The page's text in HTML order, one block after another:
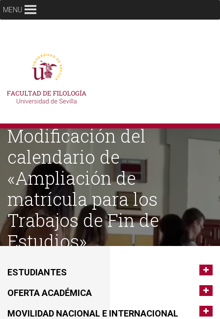
MENU
Modificación del
calendario de
«Ampliación de
matrícula para los
Trabajos de Fin de
Estudios»
ESTUDIANTES
OFERTA ACADÉMICA
MOVILIDAD NACIONAL E INTERNACIONAL